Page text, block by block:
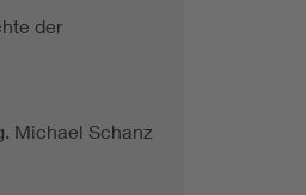
der
Michael Schanz